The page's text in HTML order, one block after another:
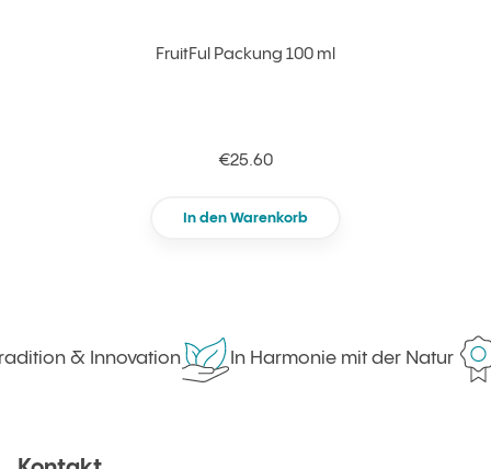
FruitFul Packung 100 ml
€25.60
In den Warenkorb
& Innovation In Harmonie mit der Natur